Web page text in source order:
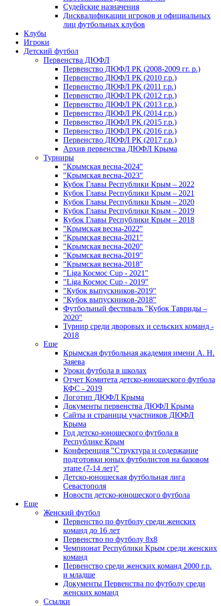
Судейские назначения
Дисквалификации игроков и официальных
лиц футбольных клубов
Клубы
Игроки
Детский футбол
Первенства ДЮФЛ
Первенство ДЮФЛ РК (2008-2009 гг. р.)
Первенство ДЮФЛ РК (2010 г.р.)
Первенство ДЮФЛ РК (2011 г.р.)
Первенство ДЮФЛ РК (2012 г.р.)
Первенство ДЮФЛ РК (2013 г.р.)
Первенство ДЮФЛ РК (2014 г.р.)
Первенство ДЮФЛ РК (2015 г.р.)
Первенство ДЮФЛ РК (2016 г.р.)
Первенство ДЮФЛ РК (2017 г.р.)
Архив первенства ДЮФЛ Крыма
Турниры
"Крымская весна-2024"
"Крымская весна-2023"
Кубок Главы Республики Крым – 2022
Кубок Главы Республики Крым – 2021
Кубок Главы Республики Крым – 2020
Кубок Главы Республики Крым – 2019
Кубок Главы Республики Крым – 2018
"Крымская весна-2022"
"Крымская весна-2021"
"Крымская весна-2020"
"Крымская весна-2019"
"Крымская весна-2018"
"Liga Космос Cup - 2021"
"Liga Космос Cup - 2019"
"Кубок выпускников-2019"
"Кубок выпускников-2018"
Футбольный фестиваль "Кубок Тавриды –
2020"
Турнир среди дворовых и сельских команд -
2018
Еще
Крымская футбольная академия имени А. Н.
Заяева
Уроки футбола в школах
Отчет Комитета детско-юношеского футбола
КФС - 2019
Логотип ДЮФЛ Крыма
Документы первенства ДЮФЛ Крыма
Сайты и страницы участников ДЮФЛ
Крыма
Год детско-юношеского футбола в
Республике Крым
Конференция "Структура и содержание
подготовки юных футболистов на базовом
этапе (7-14 лет)"
Детско-юношеская футбольная лига
Севастополя
Новости детско-юношеского футбола
Еще
Женский футбол
Первенство по футболу среди женских
команд до 16 лет
Первенство по футболу 8х8
Чемпионат Республики Крым среди женских
команд
Первенство среди женских команд 2000 г.р.
и младше
Документы Первенства по футболу среди
женских команд
Ссылки